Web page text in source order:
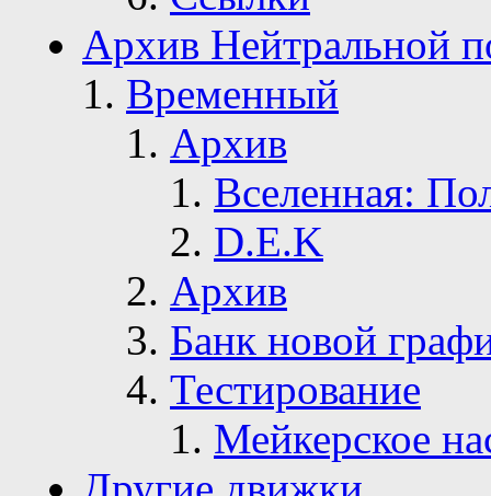
Архив Нейтральной
Временный
Архив
Вселенная:
D.E.K
Архив
Банк новой
Тестирование
Мейкерское